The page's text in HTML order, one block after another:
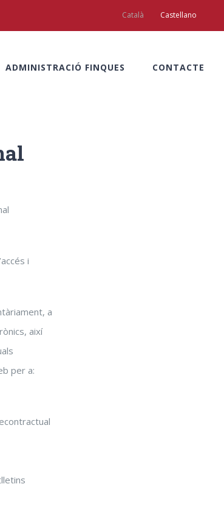
Català Castellano
ADMINISTRACIÓ FINQUES CONTACTE
i
a
així
per a: